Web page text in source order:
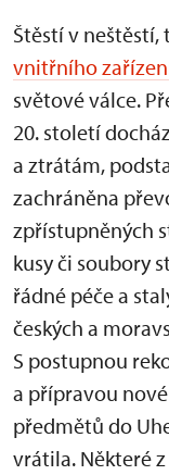
Štěstí v neštěstí,
vnitřního
světové válce.
20. století
a ztrátám,
zachráněna
zpřístupněných
kusy či soubory
řádné péče a
českých a
S postupnou
a přípravou
předmětů do
vrátila. Některé